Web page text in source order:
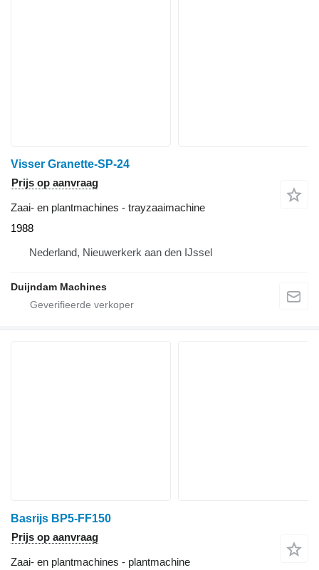
Visser Granette-SP-24
Prijs op aanvraag
Zaai- en plantmachines - trayzaaimachine
1988
Nederland, Nieuwerkerk aan den IJssel
Duijndam Machines
Basrijs BP5-FF150
Prijs op aanvraag
Zaai- en plantmachines - plantmachine